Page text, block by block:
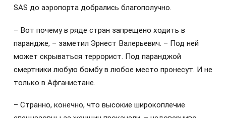
SAS до аэропорта добрались благополучно.
– Вот почему в ряде стран запрещено ходить в
парандже, – заметил Эрнест Валерьевич. – Под ней
может скрываться террорист. Под паранджой
смертники любую бомбу в любое место пронесут. И не
только в Афганистане.
– Странно, конечно, что высокие широкоплечие